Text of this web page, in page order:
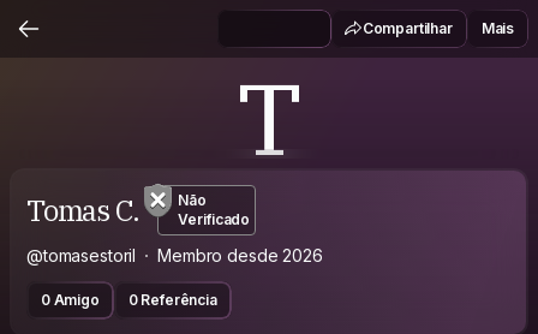
Compartilhar Mais
T
Tomas C.
Não
Verificado
@tomasestoril Membro desde 2026
0 Amigo 0 Referência